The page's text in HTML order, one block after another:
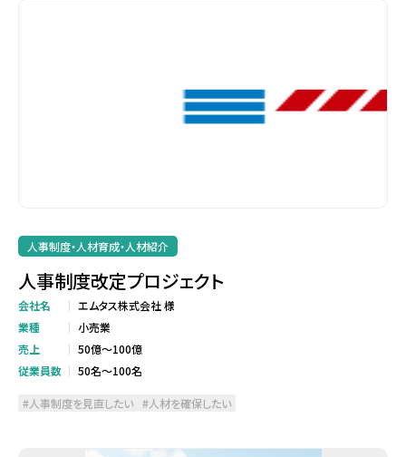
人事制度・人材育成・人材紹介
人事制度改定プロジェクト
会社名
エムタス株式会社 様
業種
小売業
売上
50億～100億
従業員数
50名～100名
人事制度を見直したい 人材を確保したい